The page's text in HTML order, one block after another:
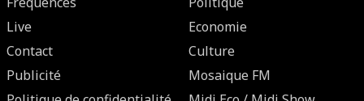
Live
Contact
Publicité
Economie
Culture
Mosaique FM